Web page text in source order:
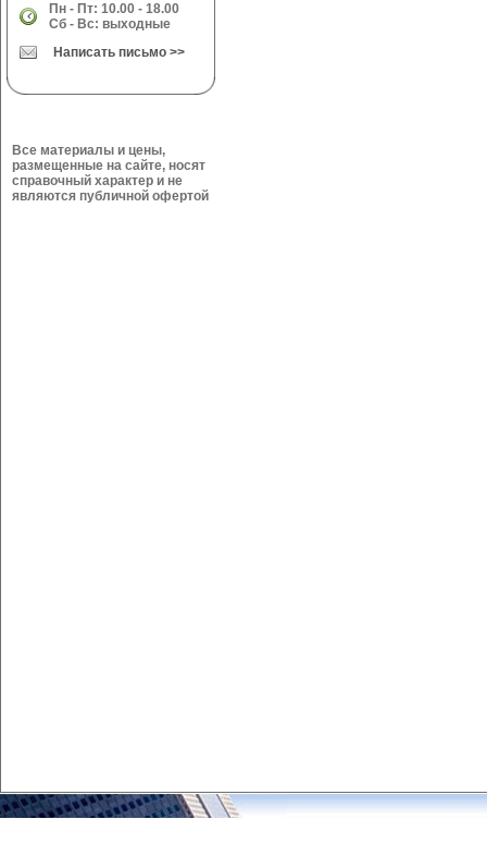
Пн - Пт: 10.00 - 18.00
Сб - Вс: выходные
Написать письмо >>
Все материалы и цены,
размещенные на сайте, носят
справочный характер и не
являются публичной офертой